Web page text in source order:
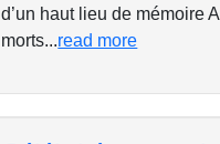
d’un haut lieu de mémoire
morts...read more